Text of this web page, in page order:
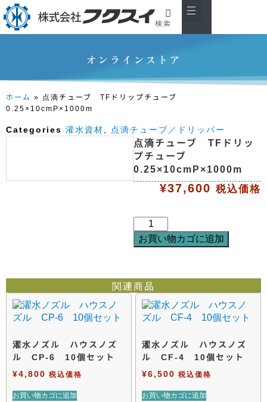
検索
オンラインストア
ホーム » 点滴チューブ TFドリップチューブ
0.25×10cmP×1000m
Categories 灌水資材 点滴チューブ／ドリッパー
点滴チューブ TFドリッ
プチューブ
0.25×10cmP×1000m
¥37,600 税込価格
お買い物カゴに追加
関連商品
濯水ノズル ハウスノズ
ル CP-6 10個セット
¥4,800 税込価格
お買い物カゴに追加
濯水ノズル ハウスノズ
ル CF-4 10個セット
¥6,500 税込価格
お買い物カゴに追加